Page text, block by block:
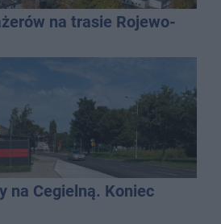
na trasie Rojewo-
na Cegielną. Koniec